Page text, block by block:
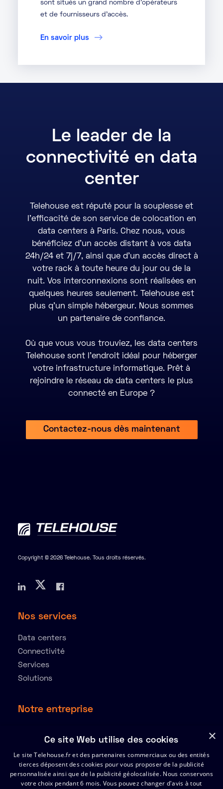
sont situés un grand nombre d'opérateurs
et de fournisseurs d'accès.
En savoir plus
Le leader de la
connectivité en data
center
Telehouse est réputé pour la souplesse et
l'efficacité de son service de colocation en
data centers à Paris. Chez nous, vous
bénéficiez d’un accès distant à vos data
24h/24 et 7j/7, ainsi que d’un accès direct à
votre rack à toute heure du jour ou de la
nuit. Vos interconnexions sont réalisées en
quelques heures seulement. Telehouse est
plus q’un simple hébergeur. Nous sommes
un partenaire de confiance.
Où que vous vous trouviez, les data centers
Telehouse sont l’endroit idéal pour héberger
votre infrastructure informatique. Prêt à
rejoindre le réseau de data centers le plus
connecté en Europe ?
Contactez-nous dès maintenant
Copyright © 2026 Telehouse. Tous droits réservés.
Nos services
Data centers
Connectivité
Services
Solutions
Notre entreprise
Ressources
Partenaires
Index de l’égalité Hommes-Femmes 2025
×
Ce site Web utilise des cookies
Le site Telehouse.fr et des partenaires commerciaux ou des entités
tierces déposent des cookies pour vous proposer de la publicité
personnalisée ainsi que de la publicité géolocalisée. Nous conservons
votre choix pendant 6 mois. Vous pouvez changer d'avis à tout